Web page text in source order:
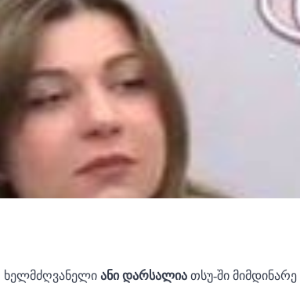
ხელმძღვანელი ანი დარსალია თსუ-ში მიმდინარე